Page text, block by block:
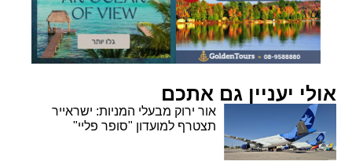
אולי יעניין גם אתכם
אור ירוק מבעלי המניות: ישראייר
תצטרף למועדון "סופר פליי"